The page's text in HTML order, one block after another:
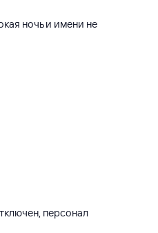
ночь и имени не
персонал